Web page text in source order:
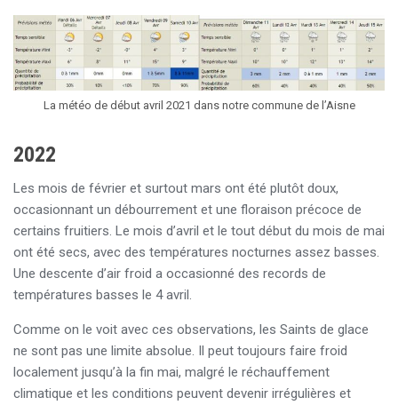
La météo de début avril 2021 dans notre commune de l’Aisne
2022
Les mois de février et surtout mars ont été plutôt doux,
occasionnant un débourrement et une floraison précoce de
certains fruitiers. Le mois d’avril et le tout début du mois de mai
ont été secs, avec des températures nocturnes assez basses.
Une descente d’air froid a occasionné des records de
températures basses le 4 avril.
Comme on le voit avec ces observations, les Saints de glace
ne sont pas une limite absolue. Il peut toujours faire froid
localement jusqu’à la fin mai, malgré le réchauffement
climatique et les conditions peuvent devenir irrégulières et